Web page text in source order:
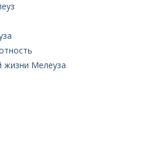
жизни Мелеуза